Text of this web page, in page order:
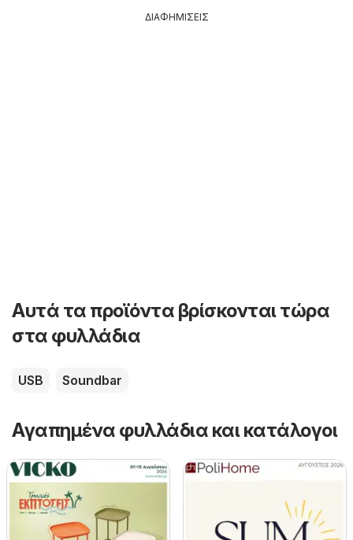
ΔΙΑΦΗΜΙΣΕΙΣ
Αυτά τα προϊόντα βρίσκονται τώρα
στα φυλλάδια
USB Soundbar
Αγαπημένα φυλλάδια και κατάλογοι